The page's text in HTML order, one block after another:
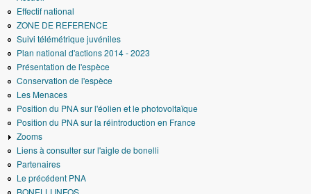
Effectif national
ZONE DE REFERENCE
Suivi télémétrique juvéniles
Plan national d'actions 2014 - 2023
Présentation de l'espèce
Conservation de l'espèce
Les Menaces
Position du PNA sur l'éolien et le photovoltaïque
Position du PNA sur la réintroduction en France
Zooms
Liens à consulter sur l'aigle de bonelli
Partenaires
Le précédent PNA
BONELLI INFOS